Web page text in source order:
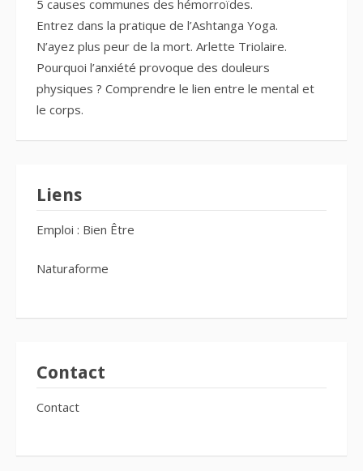
5 causes communes des hémorroïdes.
Entrez dans la pratique de l’Ashtanga Yoga.
N’ayez plus peur de la mort. Arlette Triolaire.
Pourquoi l’anxiété provoque des douleurs
physiques ? Comprendre le lien entre le mental et
le corps.
Liens
Emploi : Bien Être
Naturaforme
Contact
Contact